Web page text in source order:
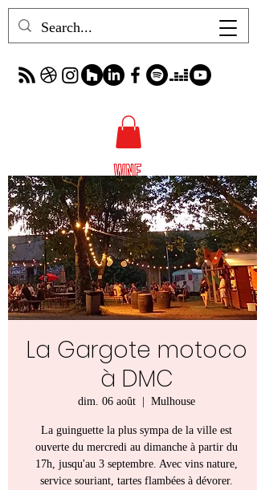
La Gargote motoco
à DMC
dim. 06 août
  |
Mulhouse
La guinguette la plus sympa de la ville est
ouverte du mercredi au dimanche à partir du
17h, jusqu'au 3 septembre. Avec vins nature,
service souriant, tartes flambées à dévorer.